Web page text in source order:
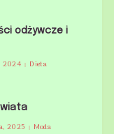
odżywcze i
2024 Dieta
2025 Moda